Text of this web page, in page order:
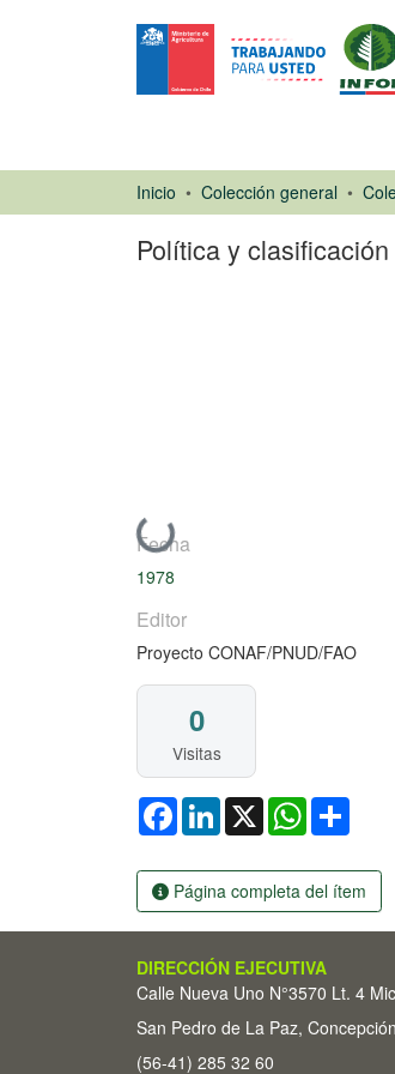
Inicio Colección general
Política y
Cargando...
Fecha
1978
Editor
Proyecto CONAF/PNUD/FAO
0
Visitas
FacebookLinkedIn
X WhatsApp
Página completa del ítem
DIRECCIÓN EJECUTIVA
Calle Nueva Uno N°3570 Lt. 4
San Pedro de La Paz, Concepción
(56-41) 285 32 60